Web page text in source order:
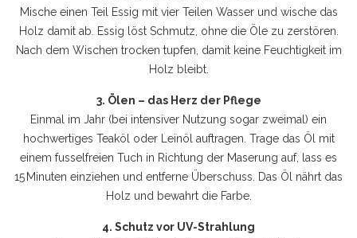
Mische einen Teil Essig mit vier Teilen Wasser und wische das
Holz damit ab. Essig löst Schmutz, ohne die Öle zu zerstören.
Nach dem Wischen trocken tupfen, damit keine Feuchtigkeit im
Holz bleibt.
3. Ölen – das Herz der Pflege
Einmal im Jahr (bei intensiver Nutzung sogar zweimal) ein
hochwertiges Teaköl oder Leinöl auftragen. Trage das Öl mit
einem fusselfreien Tuch in Richtung der Maserung auf, lass es
15 Minuten einziehen und entferne Überschuss. Das Öl nährt das
Holz und bewahrt die Farbe.
4. Schutz vor UV-Strahlung